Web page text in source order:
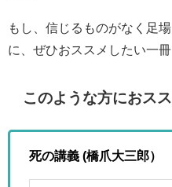
もし、信じるものがなく足
に、ぜひおススメしたい一冊
このような方におス
死の講義 (橋爪大三郎）